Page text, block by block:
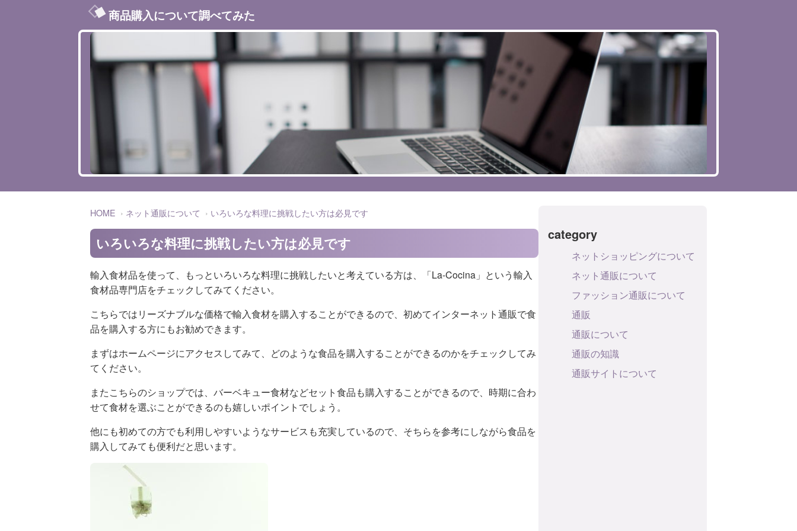
商品購入について調べてみた
HOME ネット通販について いろいろな料理に挑戦したい方は必見です
いろいろな料理に挑戦したい方は必見です
輸入食材品を使って、もっといろいろな料理に挑戦したいと考えている方は、「La-Cocina」という輸入
食材品専門店をチェックしてみてください。
こちらではリーズナブルな価格で輸入食材を購入することができるので、初めてインターネット通販で食
品を購入する方にもお勧めできます。
まずはホームページにアクセスしてみて、どのような食品を購入することができるのかをチェックしてみ
てください。
またこちらのショップでは、バーベキュー食材などセット食品も購入することができるので、時期に合わ
せて食材を選ぶことができるのも嬉しいポイントでしょう。
他にも初めての方でも利用しやすいようなサービスも充実しているので、そちらを参考にしながら食品を
購入してみても便利だと思います。
category
ネットショッピングについて
ネット通販について
ファッション通販について
通販
通販について
通販の知識
通販サイトについて